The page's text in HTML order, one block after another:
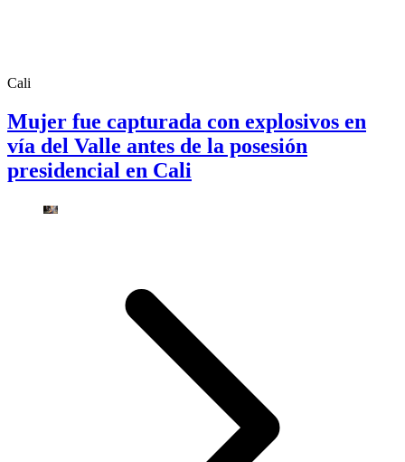
Cali
Mujer fue capturada con explosivos en
vía del Valle antes de la posesión
presidencial en Cali